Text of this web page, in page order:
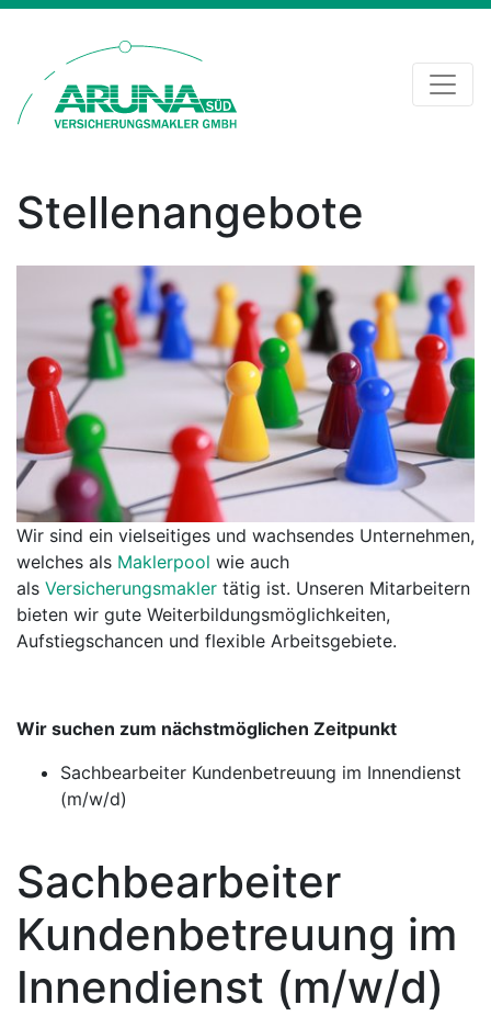
Stellenangebote
Wir sind ein vielseitiges und wachsendes Unternehmen,
welches als Maklerpool wie auch
als Versicherungsmakler tätig ist. Unseren Mitarbeitern
bieten wir gute Weiterbildungsmöglichkeiten,
Aufstiegschancen und flexible Arbeitsgebiete.
Wir suchen zum nächstmöglichen Zeitpunkt
Sachbearbeiter Kundenbetreuung im Innendienst
(m/w/d)
Sachbearbeiter
Kundenbetreuung im
Innendienst (m/w/d)